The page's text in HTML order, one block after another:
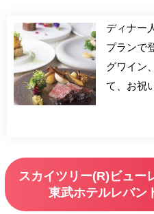
ディナー
プランで
グワイン
て、お祝
スカイツ
スカイツリー(R)ビュー
東武ホテルレバン